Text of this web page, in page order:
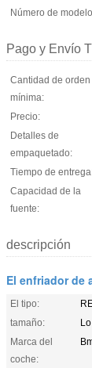
Número de
Pago y Envío
Cantidad de orden
mínima:
Precio:
Detalles de
empaquetado:
Tiempo de
Capacidad de la
fuente:
descripción
El enfriador de
El tipo:
tamaño:
Marca del
coche: